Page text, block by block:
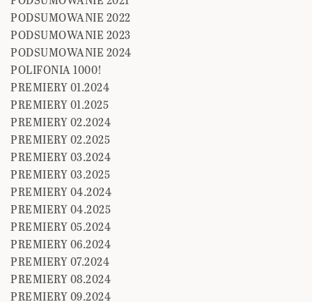
PODSUMOWANIE 2022
PODSUMOWANIE 2023
PODSUMOWANIE 2024
POLIFONIA 1000!
PREMIERY 01.2024
PREMIERY 01.2025
PREMIERY 02.2024
PREMIERY 02.2025
PREMIERY 03.2024
PREMIERY 03.2025
PREMIERY 04.2024
PREMIERY 04.2025
PREMIERY 05.2024
PREMIERY 06.2024
PREMIERY 07.2024
PREMIERY 08.2024
PREMIERY 09.2024